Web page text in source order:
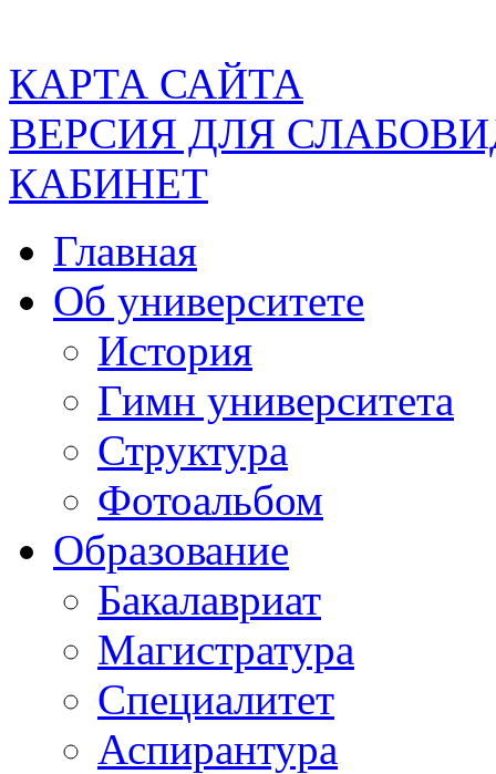
КАРТА САЙТА
ВЕРСИЯ ДЛЯ
КАБИНЕТ
Главная
Об университете
История
Гимн университета
Структура
Фотоальбом
Образование
Бакалавриат
Магистратура
Специалитет
Аспирантура